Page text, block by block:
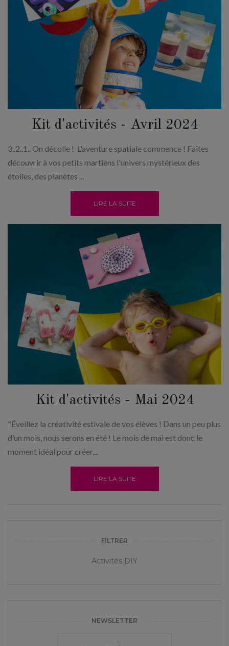
Kit d'activités - Avril 2024
3..2..1.. On décolle ! L'aventure spatiale commence ! Faîtes
découvrir à vos petits martiens l'univers mystérieux des
étoiles, des planètes ...
LIRE LA SUITE
Kit d'activités - Mai 2024
"Éveillez la créativité estivale de vos élèves ! Dans un peu plus
d’un mois, nous serons en été ! Le mois de mai est donc le
moment idéal pour créer,...
LIRE LA SUITE
FILTRER
Activités DIY
NEWSLETTER